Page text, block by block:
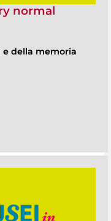
normal
e della memoria